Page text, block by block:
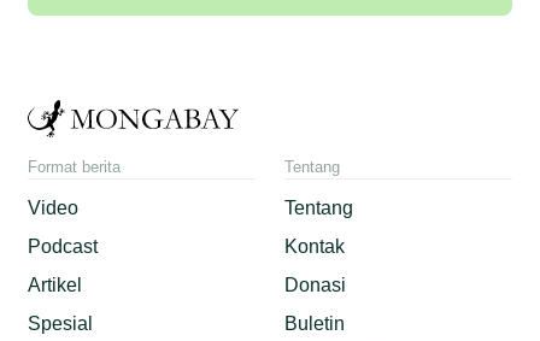
Format berita
Video
Podcast
Artikel
Spesial
Tentang
Tentang
Kontak
Donasi
Buletin